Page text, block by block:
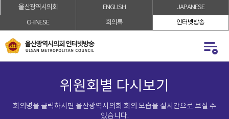
가
가
울산광역시의회 ENGLISH
JAPANESE
CHINESE
회의록 인터넷방송
위원회별 다시보기
회의명을 클릭하시면 울산광역시의회 회의 모습을 실시간으로 보실 수
있습니다.